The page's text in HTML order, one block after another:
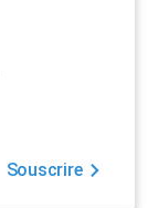
Souscrire